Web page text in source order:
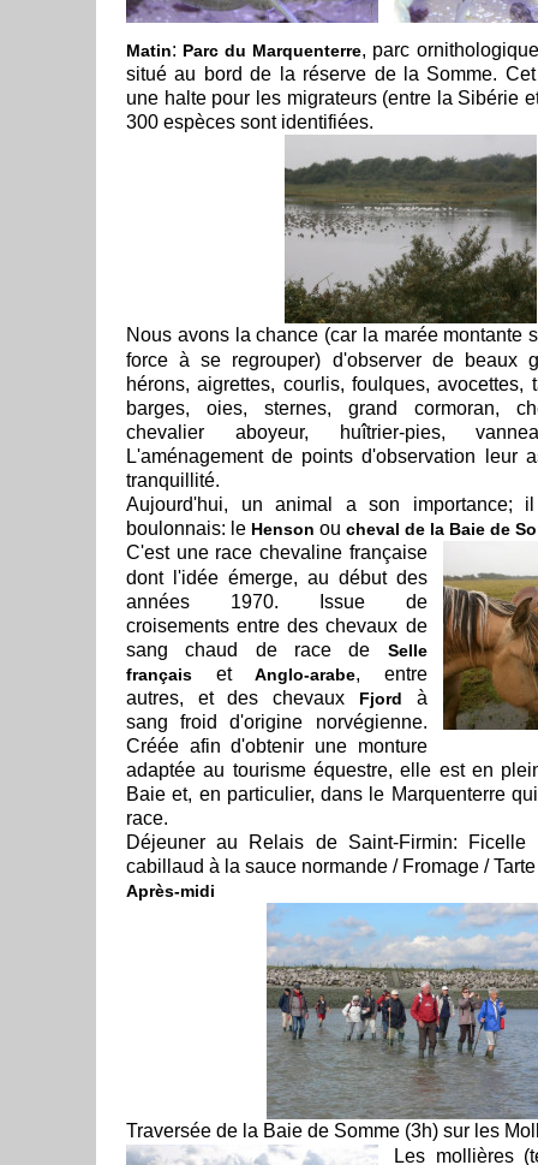
Matin: Parc du Marquenterre, parc
situé au bord de la réserve de la Somme.
une halte pour les migrateurs (entre la Sibérie
300 espèces sont identifiées.
Nous avons la chance (car la marée montante
force à se regrouper) d'observer de beaux
hérons, aigrettes, courlis, foulques, avocettes,
barges, oies, sternes, grand cormoran,
chevalier aboyeur, huîtrier-pies,
L'aménagement de points d'observation leur
tranquillité.
Aujourd'hui, un animal a son importance;
boulonnais: le Henson ou cheval de la Baie de
C'est une race chevaline française
dont l'idée émerge, au début des
années 1970. Issue de
croisements entre des chevaux de
sang chaud de race de Selle
français etAnglo-arabe, entre
autres, et des chevaux Fjord à
sang froid d'origine norvégienne.
Créée afin d'obtenir une monture
adaptée au tourisme équestre, elle est en
Baie et, en particulier, dans le Marquenterre
race.
Déjeuner au Relais de Saint-Firmin:
cabillaud à la sauce normande / Fromage /
Après-midi
Traversée de la Baie de Somme (3h) sur les
Les mollières